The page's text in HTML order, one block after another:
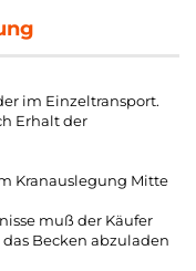
im Einzeltransport.
Erhalt der
Kranauslegung Mitte
muß der Käufer
Becken abzuladen